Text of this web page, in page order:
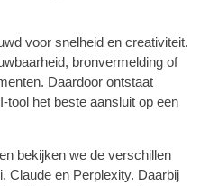
voor snelheid en creativiteit.
bronvermelding of
Daardoor ontstaat
het beste aansluit op een
bekijken we de verschillen
Claude en Perplexity. Daarbij